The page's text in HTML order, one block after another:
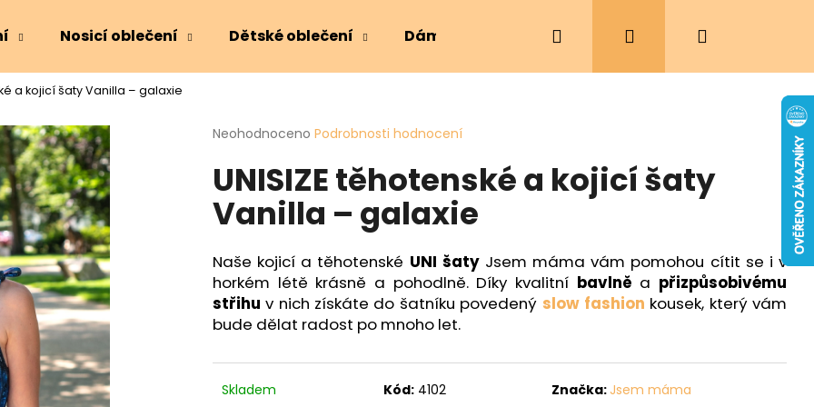
Nosicí oblečení Dětské oblečení Dámské oblečení Ergonomická nosítka
Hledat PřihlášeníNákupní
a kojicí šaty Vanilla – galaxie
Průměrné
produktu
je
0,0
z
hvězdiček.
Neohodnoceno Podrobnosti hodnocení
UNISIZE těhotenské a kojicí šaty
Vanilla – galaxie
Naše kojicí a těhotenské UNI šatyJsem máma vám pomohou cítit se i v
horkém létě krásně a pohodlně. Díky kvalitní bavlně a přizpůsobivému
střihu v nich získáte do šatníku povedený slow fashion kousek, který vám
bude dělat radost po mnoho let.
Skladem Kód: 4102 Značka: Jsem máma
Co potřebujete najít?
HLEDAT
Doporučujeme